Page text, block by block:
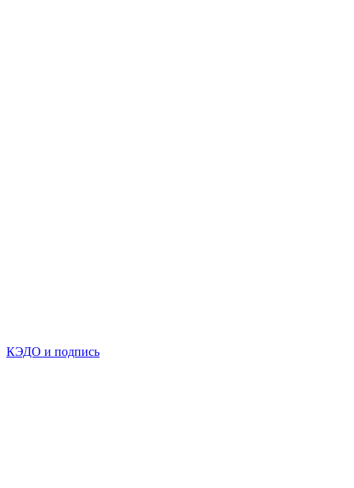
КЭДО и подпись